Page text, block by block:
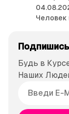
Человек
Будь в
Наших